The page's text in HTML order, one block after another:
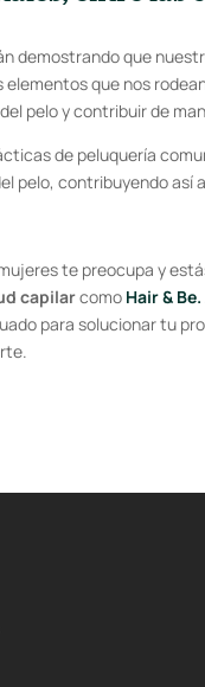
demostrando que
elementos que nos
pelo y contribuir de
de peluquería
pelo, contribuyendo así
te preocupa y
capilarcomo Hair & Be.
para solucionar tu